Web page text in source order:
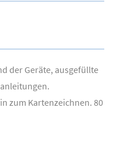
der Geräte, ausgefüllte
zum Kartenzeichnen. 80